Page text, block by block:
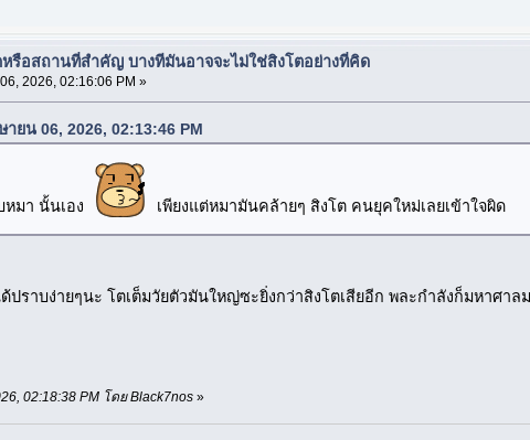
รือสถานที่สำคัญ บางทีมันอาจจะไม่ใช่สิงโตอย่างที่คิด
2026, 02:16:06 PM »
ยน 06, 2026, 02:13:46 PM
หมา นั้นเอง เพียงแต่หมามันคล้ายๆ สิงโต คนยุคใหม่เลยเข้าใจผิด
ปราบง่ายๆนะ โตเต็มวัยตัวมันใหญ่ซะยิ่งกว่าสิงโตเสียอีก พละกำลังก็มหาศา
02:18:38 PM โดย Black7nos »